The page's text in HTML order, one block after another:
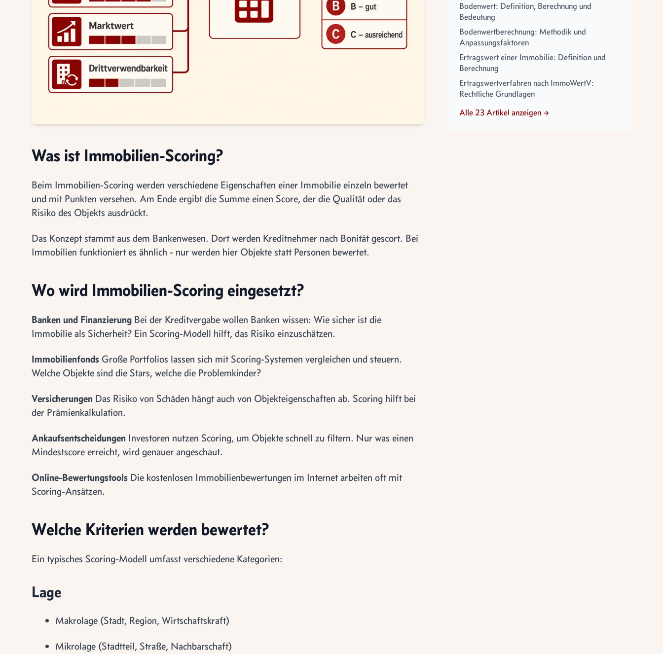
Was ist Immobilien-Scoring?
Beim Immobilien-Scoring werden verschiedene Eigenschaften einer Immobilie einzeln bewertet
und mit Punkten versehen. Am Ende ergibt die Summe einen Score, der die Qualität oder das
Risiko des Objekts ausdrückt.
Das Konzept stammt aus dem Bankenwesen. Dort werden Kreditnehmer nach Bonität gescort. Bei
Immobilien funktioniert es ähnlich - nur werden hier Objekte statt Personen bewertet.
Wo wird Immobilien-Scoring eingesetzt?
Banken und Finanzierung Bei der Kreditvergabe wollen Banken wissen: Wie sicher ist die
Immobilie als Sicherheit? Ein Scoring-Modell hilft, das Risiko einzuschätzen.
Immobilienfonds Große Portfolios lassen sich mit Scoring-Systemen vergleichen und steuern.
Welche Objekte sind die Stars, welche die Problemkinder?
Versicherungen Das Risiko von Schäden hängt auch von Objekteigenschaften ab. Scoring hilft bei
der Prämienkalkulation.
Ankaufsentscheidungen Investoren nutzen Scoring, um Objekte schnell zu filtern. Nur was einen
Mindestscore erreicht, wird genauer angeschaut.
Online-Bewertungstools Die kostenlosen Immobilienbewertungen im Internet arbeiten oft mit
Scoring-Ansätzen.
Welche Kriterien werden bewertet?
Ein typisches Scoring-Modell umfasst verschiedene Kategorien:
Lage
Makrolage (Stadt, Region, Wirtschaftskraft)
Mikrolage (Stadtteil, Straße, Nachbarschaft)
Bodenwert: Definition, Berechnung und
Bedeutung
Bodenwertberechnung: Methodik und
Anpassungsfaktoren
Ertragswert einer Immobilie: Definition und
Berechnung
Ertragswertverfahren nach ImmoWertV:
Rechtliche Grundlagen
Alle 23 Artikel anzeigen →